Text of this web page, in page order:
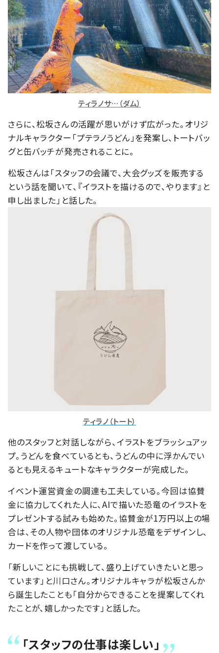
ティラノサ…（ダム）
さらに、松坂さんの活躍が思いがけず広がった。オリジ
ナルキャラクター「プテラノうどん」を発案し、トートバッ
グと缶バッチが発売されることに。
松坂さんは「スタッフの会議で、大会グッズを販売する
という話を聞いて、『イラストを描けるので、やります』と
申し出ました」と話した。
ティラノ（トート）
他のスタッフと対話しながら、イラストをブラッシュアッ
プ。うどんを食べているとも、うどんの中に浮かんでい
るとも見えるキュートなキャラクターが完成した。
イベント運営資金の調達も工夫している。今回は協賛
金に協力してくれた人に、AIで描いた恐竜のイラストを
プレゼントする試みも始めた。協賛金が1万円以上の場
合は、その人物や団体のオリジナル恐竜をデザインし、
カードを作って渡している。
「新しいことにも挑戦して、盛り上げていきたいと思っ
ています」と川口さん。オリジナルキャラが松坂さんか
ら誕生したことも「自分からできることを提案してくれ
たことが、嬉しかったです」と話した。
「スタッフの仕事は楽しい」